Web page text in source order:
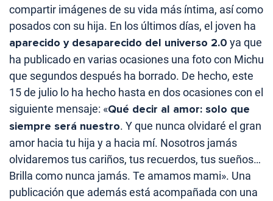
compartir imágenes de su vida más íntima, así como
posados con su hija. En los últimos días, el joven ha
aparecido y desaparecido del universo 2.0 ya que
ha publicado en varias ocasiones una foto con Michu
que segundos después ha borrado. De hecho, este
15 de julio lo ha hecho hasta en dos ocasiones con el
siguiente mensaje: «Qué decir al amor: solo que
siempre será nuestro. Y que nunca olvidaré el gran
amor hacia tu hija y a hacia mí. Nosotros jamás
olvidaremos tus cariños, tus recuerdos, tus sueños…
Brilla como nunca jamás. Te amamos mami». Una
publicación que además está acompañada con una